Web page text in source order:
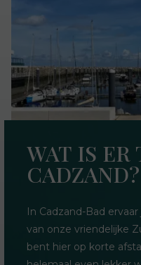
WAT IS ER
CADZAND?
In Cadzand-Bad
van onze vriendelijke
bent hier op korte